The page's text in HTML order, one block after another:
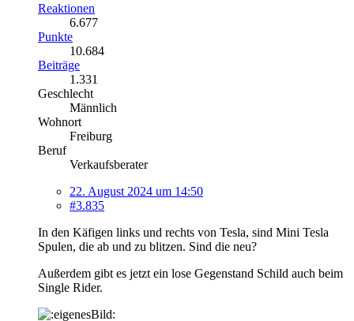
Reaktionen
6.677
Punkte
10.684
Beiträge
1.331
Geschlecht
Männlich
Wohnort
Freiburg
Beruf
Verkaufsberater
22. August 2024 um 14:50
#3.835
In den Käfigen links und rechts von Tesla, sind Mini Tesla
Spulen, die ab und zu blitzen. Sind die neu?
Außerdem gibt es jetzt ein lose Gegenstand Schild auch beim
Single Rider.